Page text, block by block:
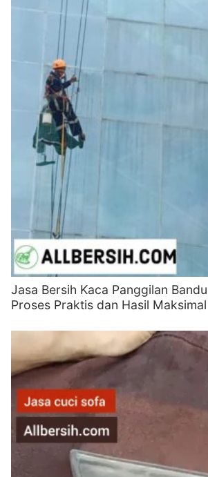
Jasa Bersih Kaca Panggilan
Proses Praktis dan Hasil Maksimal